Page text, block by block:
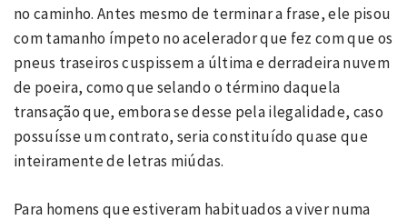
no caminho. Antes mesmo de terminar a frase, ele pisou
com tamanho ímpeto no acelerador que fez com que os
pneus traseiros cuspissem a última e derradeira nuvem
de poeira, como que selando o término daquela
transação que, embora se desse pela ilegalidade, caso
possuísse um contrato, seria constituído quase que
inteiramente de letras miúdas.
Para homens que estiveram habituados a viver numa